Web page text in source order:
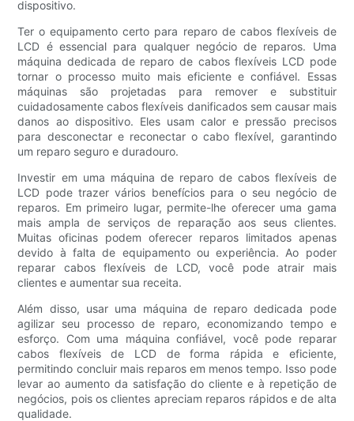
dispositivo.
Ter o equipamento certo para reparo de cabos flexíveis de
LCD é essencial para qualquer negócio de reparos. Uma
máquina dedicada de reparo de cabos flexíveis LCD pode
tornar o processo muito mais eficiente e confiável. Essas
máquinas são projetadas para remover e substituir
cuidadosamente cabos flexíveis danificados sem causar mais
danos ao dispositivo. Eles usam calor e pressão precisos
para desconectar e reconectar o cabo flexível, garantindo
um reparo seguro e duradouro.
Investir em uma máquina de reparo de cabos flexíveis de
LCD pode trazer vários benefícios para o seu negócio de
reparos. Em primeiro lugar, permite-lhe oferecer uma gama
mais ampla de serviços de reparação aos seus clientes.
Muitas oficinas podem oferecer reparos limitados apenas
devido à falta de equipamento ou experiência. Ao poder
reparar cabos flexíveis de LCD, você pode atrair mais
clientes e aumentar sua receita.
Além disso, usar uma máquina de reparo dedicada pode
agilizar seu processo de reparo, economizando tempo e
esforço. Com uma máquina confiável, você pode reparar
cabos flexíveis de LCD de forma rápida e eficiente,
permitindo concluir mais reparos em menos tempo. Isso pode
levar ao aumento da satisfação do cliente e à repetição de
negócios, pois os clientes apreciam reparos rápidos e de alta
qualidade.